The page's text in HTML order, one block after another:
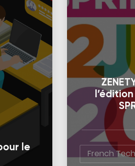
le
French Tech